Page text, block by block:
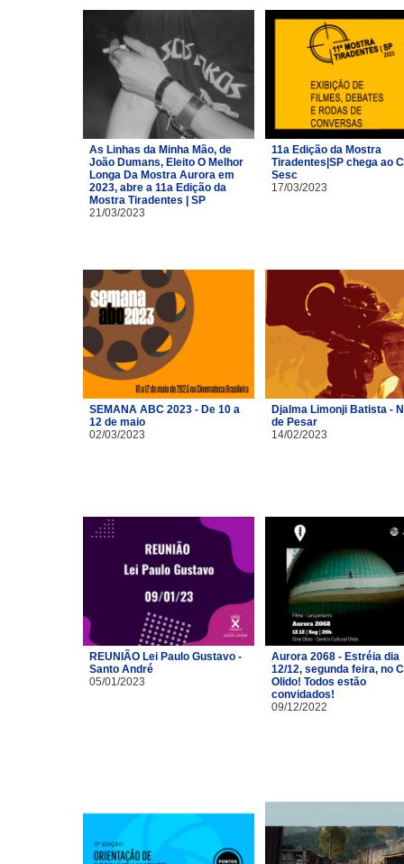
As Linhas da Minha Mão, de
João Dumans, Eleito O Melhor
Longa Da Mostra Aurora em
2023, abre a 11a Edição da
Mostra Tiradentes | SP
21/03/2023
11a Edição da Mostra
Tiradentes|SP chega ao
Sesc
17/03/2023
SEMANA ABC 2023 - De 10 a
12 de maio
02/03/2023
Djalma Limonji Batista -
de Pesar
14/02/2023
REUNIÃO Lei Paulo Gustavo -
Santo André
05/01/2023
Aurora 2068 - Estréia dia
12/12, segunda feira, no
Olido! Todos estão
convidados!
09/12/2022